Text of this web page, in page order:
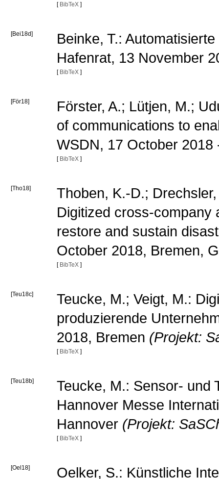
[ BibTeX ]
[Bei18d]
Beinke, T.:
Hafenrat, 13 November
[ BibTeX ]
[För18]
Förster, A.; Lütjen, M.;
of communications to
WSDN, 17 October
[ BibTeX ]
[Tho18]
Thoben, K.-D.;
Digitized cross-company
restore and sustain
October 2018, Bremen,
[ BibTeX ]
[Teu18c]
Teucke, M.; Veigt, M.:
produzierende
2018, Bremen (Projekt:
[ BibTeX ]
[Teu18b]
Teucke, M.: Sensor- und
Hannover Messe
Hannover (Projekt:
[ BibTeX ]
[Oel18]
Oelker, S.: Künstliche